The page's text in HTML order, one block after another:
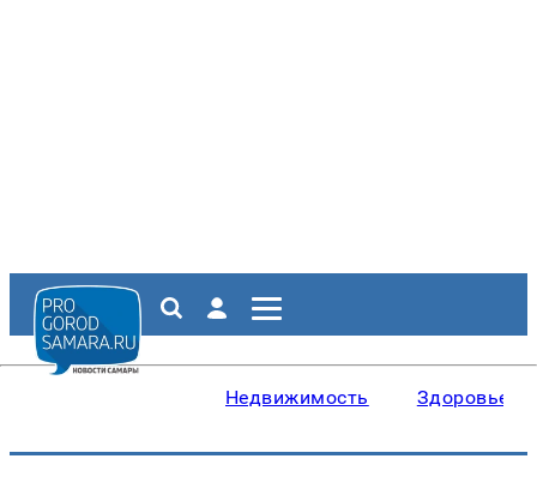
Недвижимость Здоровье